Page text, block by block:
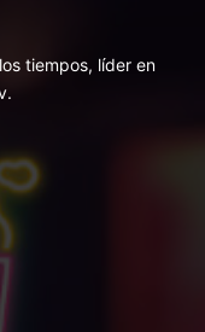
tiempos, líder en